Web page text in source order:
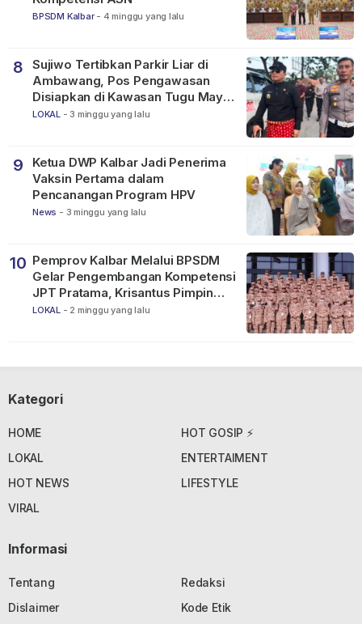
BPSDM Kalbar - 4 minggu yang lalu
8
Sujiwo Tertibkan Parkir Liar di
Ambawang, Pos Pengawasan
Disiapkan di Kawasan Tugu Mayor
Alianyang
LOKAL - 3 minggu yang lalu
9
Ketua DWP Kalbar Jadi Penerima
Vaksin Pertama dalam
Pencanangan Program HPV
News - 3 minggu yang lalu
10 Pemprov Kalbar Melalui BPSDM
Gelar Pengembangan Kompetensi
JPT Pratama, Krisantus Pimpin
Apel Peserta
LOKAL - 2 minggu yang lalu
Kategori
HOME
HOT GOSIP ⚡
LOKAL
ENTERTAIMENT
HOT NEWS
LIFESTYLE
VIRAL
Informasi
Tentang
Redaksi
Dislaimer
Kode Etik